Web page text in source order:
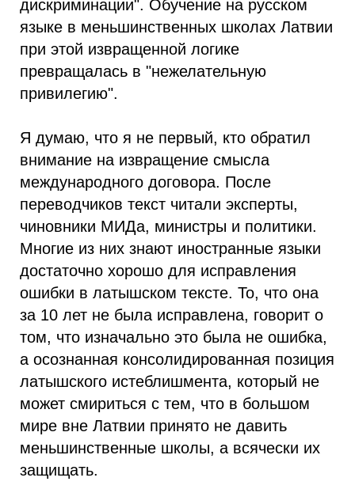
дискриминации". Обучение на русском
языке в меньшинственных школах Латвии
при этой извращенной логике
превращалась в "нежелательную
привилегию".
Я думаю, что я не первый, кто обратил
внимание на извращение смысла
международного договора. После
переводчиков текст читали эксперты,
чиновники МИДа, министры и политики.
Многие из них знают иностранные языки
достаточно хорошо для исправления
ошибки в латышском тексте. То, что она
за 10 лет не была исправлена, говорит о
том, что изначально это была не ошибка,
а осознанная консолидированная позиция
латышского истеблишмента, который не
может смириться с тем, что в большом
мире вне Латвии принято не давить
меньшинственные школы, а всячески их
защищать.